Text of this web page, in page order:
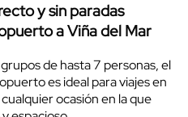
y sin paradas
a Viña del Mar
de hasta 7 personas, el
es ideal para viajes en
ocasión en la que